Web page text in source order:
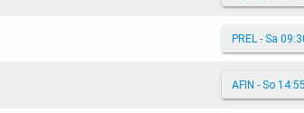
PREL - Sa
AFIN - So 14:55